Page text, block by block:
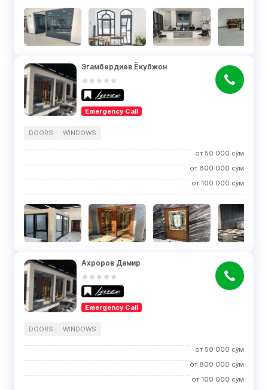
Эгамбердиев Ёкубжон
Emergency Call
DOORS WINDOWS
от 50 000 сўм
от 800 000 сўм
от 100 000 сўм
Ахроров Дамир
Emergency Call
DOORS WINDOWS
от 50 000 сўм
от 800 000 сўм
от 100 000 сўм